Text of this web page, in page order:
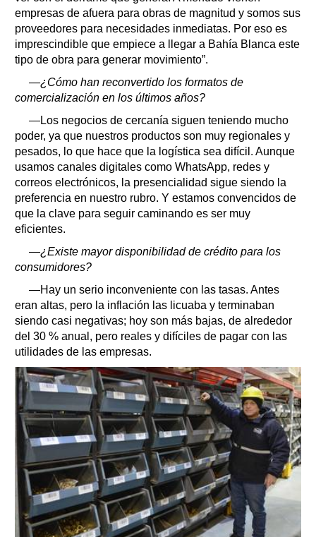
empresas de afuera para obras de magnitud y somos sus
proveedores para necesidades inmediatas. Por eso es
imprescindible que empiece a llegar a Bahía Blanca este
tipo de obra para generar movimiento”.
—¿Cómo han reconvertido los formatos de
comercialización en los últimos años?
—Los negocios de cercanía siguen teniendo mucho
poder, ya que nuestros productos son muy regionales y
pesados, lo que hace que la logística sea difícil. Aunque
usamos canales digitales como WhatsApp, redes y
correos electrónicos, la presencialidad sigue siendo la
preferencia en nuestro rubro. Y estamos convencidos de
que la clave para seguir caminando es ser muy
eficientes.
—¿Existe mayor disponibilidad de crédito para los
consumidores?
—Hay un serio inconveniente con las tasas. Antes
eran altas, pero la inflación las licuaba y terminaban
siendo casi negativas; hoy son más bajas, de alrededor
del 30 % anual, pero reales y difíciles de pagar con las
utilidades de las empresas.